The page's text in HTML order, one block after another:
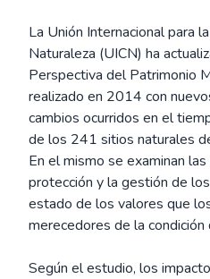
La Unión Internacional para
Naturaleza (UICN) ha
Perspectiva del Patrimonio
realizado en 2014 con
cambios ocurridos en el
de los 241 sitios naturales
En el mismo se examinan las
protección y la gestión de
estado de los valores que
merecedores de la
Según el estudio, los